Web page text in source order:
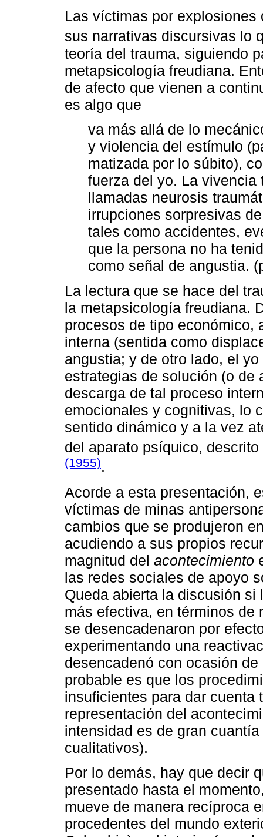
Las víctimas por
sus narrativas discursivas lo
teoría del trauma, siguiendo
metapsicología freudiana.
de afecto que vienen a
es algo que
va más allá de lo
y violencia del estímulo
matizada por lo súbito),
fuerza del yo. La
llamadas neurosis
irrupciones sorpresivas
tales como accidentes,
que la persona no ha
como señal de angustia.
La lectura que se hace del
la metapsicología freudiana.
procesos de tipo económico,
interna (sentida como
angustia; y de otro lado, el
estrategias de solución (o de
descarga de tal proceso
emocionales y cognitivas, lo
sentido dinámico y a la vez
del aparato psíquico,
(1955).
Acorde a esta presentación,
víctimas de minas
cambios que se produjeron
acudiendo a sus propios
magnitud del acontecimiento
las redes sociales de apoyo
Queda abierta la discusión
más efectiva, en términos
se desencadenaron por
experimentando una
desencadenó con ocasión
probable es que los
insuficientes para dar cuenta
representación del
intensidad es de gran
cualitativos).
Por lo demás, hay que decir
presentado hasta el
mueve de manera recíproca
procedentes del mundo